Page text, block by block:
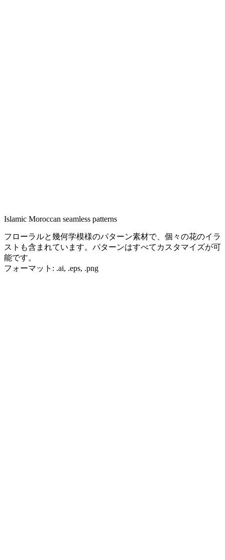
Islamic Moroccan seamless patterns
フローラルと幾何学模様のパターン素材で、個々の花のイラ
ストも含まれています。パターンはすべてカスタマイズが可
能です。
フォーマット: .ai, .eps, .png